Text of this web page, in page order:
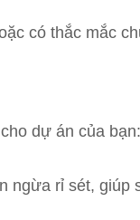
có thắc mắc
dự án của bạn:
ngừa rỉ sét, giúp